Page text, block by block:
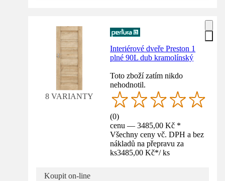
8 VARIANTY
Interiérové dveře Preston 1
plné 90L dub kramolínský
Toto zboží zatím nikdo
nehodnotil.
(0)
cenu — 3485,00 Kč *
Všechny ceny vč. DPH a bez
nákladů na přepravu za
ks3485,00 Kč*/ ks
Koupit on-line